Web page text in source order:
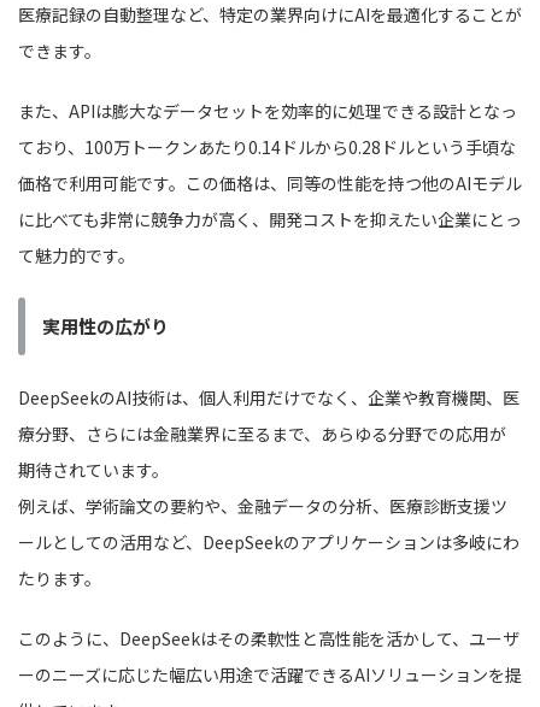
医療記録の自動整理など、特定の業界向けにAIを最適化することが
できます。
また、APIは膨大なデータセットを効率的に処理できる設計となっ
ており、100万トークンあたり0.14ドルから0.28ドルという手頃な
価格で利用可能です。この価格は、同等の性能を持つ他のAIモデル
に比べても非常に競争力が高く、開発コストを抑えたい企業にとっ
て魅力的です。
実用性の広がり
DeepSeekのAI技術は、個人利用だけでなく、企業や教育機関、医
療分野、さらには金融業界に至るまで、あらゆる分野での応用が
期待されています。
例えば、学術論文の要約や、金融データの分析、医療診断支援ツ
ールとしての活用など、DeepSeekのアプリケーションは多岐にわ
たります。
このように、DeepSeekはその柔軟性と高性能を活かして、ユーザ
ーのニーズに応じた幅広い用途で活躍できるAIソリューションを提